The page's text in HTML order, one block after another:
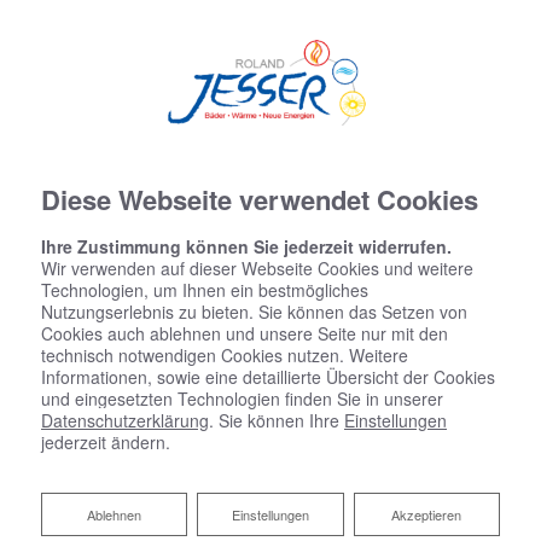
Bad zum Festpreis: Sauber
kalkuliert
Diese Webseite verwendet Cookies
Ihre Zustimmung können Sie jederzeit widerrufen.
Wir verwenden auf dieser Webseite Cookies und weitere
Technologien, um Ihnen ein bestmögliches
Nutzungserlebnis zu bieten. Sie können das Setzen von
Cookies auch ablehnen und unsere Seite nur mit den
technisch notwendigen Cookies nutzen. Weitere
Informationen, sowie eine detaillierte Übersicht der Cookies
und eingesetzten Technologien finden Sie in unserer
Datenschutzerklärung. Sie können Ihre Einstellungen
jederzeit ändern.
Akzeptieren
Einstellungen
Ablehnen
Ablehnen